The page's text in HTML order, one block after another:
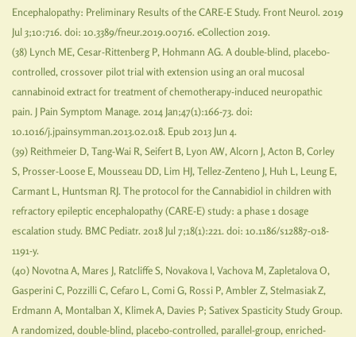
Encephalopathy: Preliminary Results of the CARE-E Study. Front Neurol. 2019
Jul 3;10:716. doi: 10.3389/fneur.2019.00716. eCollection 2019.
(38) Lynch ME, Cesar-Rittenberg P, Hohmann AG. A double-blind, placebo-
controlled, crossover pilot trial with extension using an oral mucosal
cannabinoid extract for treatment of chemotherapy-induced neuropathic
pain. J Pain Symptom Manage. 2014 Jan;47(1):166-73. doi:
10.1016/j.jpainsymman.2013.02.018. Epub 2013 Jun 4.
(39) Reithmeier D, Tang-Wai R, Seifert B, Lyon AW, Alcorn J, Acton B, Corley
S, Prosser-Loose E, Mousseau DD, Lim HJ, Tellez-Zenteno J, Huh L, Leung E,
Carmant L, Huntsman RJ. The protocol for the Cannabidiol in children with
refractory epileptic encephalopathy (CARE-E) study: a phase 1 dosage
escalation study. BMC Pediatr. 2018 Jul 7;18(1):221. doi: 10.1186/s12887-018-
1191-y.
(40) Novotna A, Mares J, Ratcliffe S, Novakova I, Vachova M, Zapletalova O,
Gasperini C, Pozzilli C, Cefaro L, Comi G, Rossi P, Ambler Z, Stelmasiak Z,
Erdmann A, Montalban X, Klimek A, Davies P; Sativex Spasticity Study Group.
A randomized, double-blind, placebo-controlled, parallel-group, enriched-